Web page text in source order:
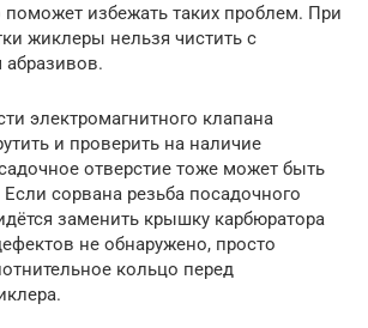
поможет избежать таких проблем. При
жиклеры нельзя чистить с
электромагнитного клапана
и проверить на наличие
отверстие тоже может быть
сорвана резьба посадочного
заменить крышку карбюратора
не обнаружено, просто
кольцо перед